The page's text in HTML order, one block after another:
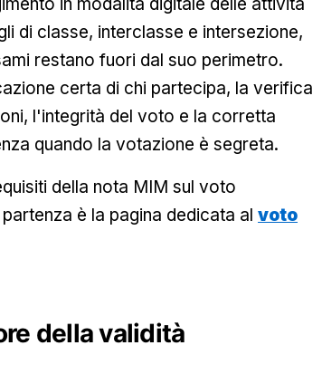
in modalità digitale delle attività
di classe, interclasse e intersezione,
restano fuori dal suo perimetro.
certa di chi partecipa, la verifica
l'integrità del voto e la corretta
quando la votazione è segreta.
della nota MIM sul voto
è la pagina dedicata alvoto
della validità